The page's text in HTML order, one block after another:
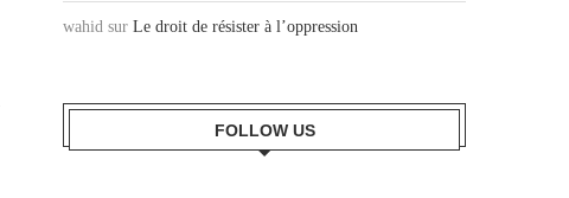
wahid sur Le droit de résister à l’oppression
FOLLOW US